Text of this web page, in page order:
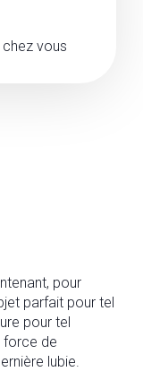
vous
pour
parfait pour tel
pour tel
force de
lubie.